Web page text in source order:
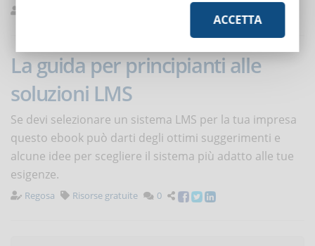
La guida per principianti alle
soluzioni LMS
Se devi selezionare un sistema LMS per la tua impresa
questo ebook può darti degli ottimi suggerimenti e
alcune idee per scegliere il sistema più adatto alle tue
esigenze.
Regosa Risorse gratuite 0
ACCETTA